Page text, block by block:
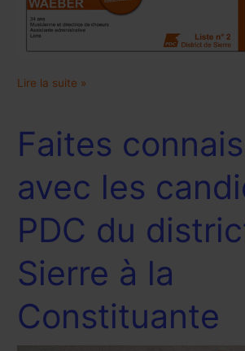
Lire la suite »
Faites
avec les
PDC du
Sierre à la
Constituante
Faites
connaissance
les
candidats
PDC
de
à
la
Constituante